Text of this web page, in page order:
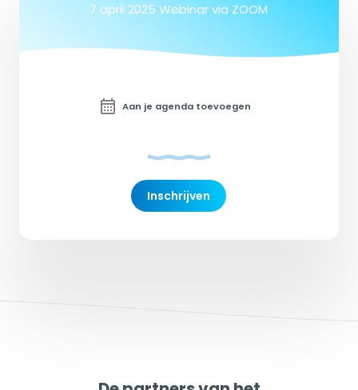
7 april 2025 Webinar via ZOOM
Aan je agenda toevoegen
Inschrijven